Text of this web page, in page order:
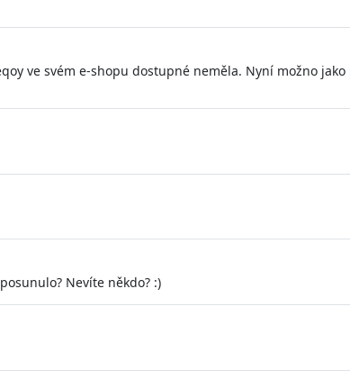
ve svém e-shopu dostupné neměla. Nyní možno
Nevíte někdo? :)